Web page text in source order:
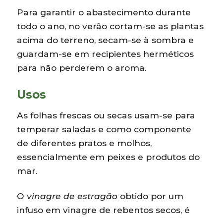
Para garantir o abastecimento durante
todo o ano, no verão cortam-se as plantas
acima do terreno, secam-se à sombra e
guardam-se em recipientes herméticos
para não perderem o aroma.
Usos
As folhas frescas ou secas usam-se para
temperar saladas e como componente
de diferentes pratos e molhos,
essencialmente em peixes e produtos do
mar.
O vinagre de estragão obtido por um
infuso em vinagre de rebentos secos, é